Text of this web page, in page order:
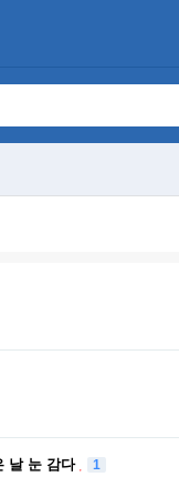
날 눈 감다 1